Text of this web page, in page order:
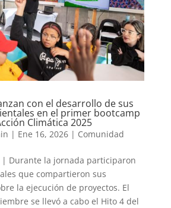
con el desarrollo de sus
en el primer bootcamp
Climática 2025
| Ene 16, 2026| Comunidad
| Durante la jornada participaron
que compartieron sus
la ejecución de proyectos. El
se llevó a cabo el Hito 4 del